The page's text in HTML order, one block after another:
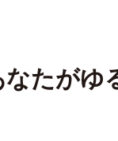
なたが